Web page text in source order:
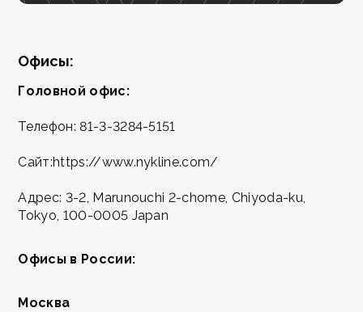
Офисы:
Головной офис:
Телефон:81-3-3284-5151
Сайт:https://www.nykline.com/
Адрес: 3-2, Marunouchi 2-сhome, Chiyoda-ku,
Tokyo, 100-0005 Japan
Офисы в России:
Москва